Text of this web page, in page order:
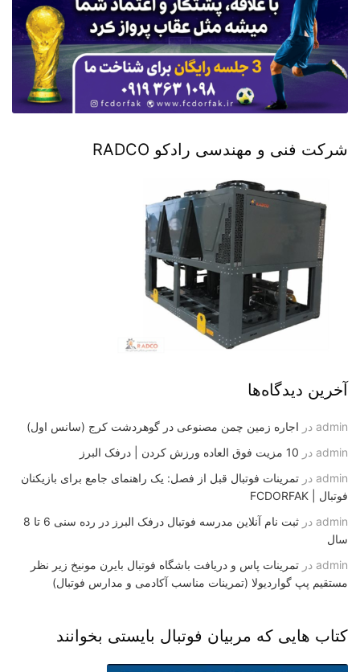
شرکت فنی و مهندسی رادکو RADCO
آخرین دیدگاه‌ها
admin در اجاره زمین چمن مصنوعی در گوهردشت کرج (سانس اول)
admin در 10 مزیت فوق العاده ورزش کردن | درفک البرز
admin در تمرینات فوتبال قبل از فصل: یک راهنمای جامع برای بازیکنان
فوتبال | FCDORFAK
admin در
ثبت نام آنلاین مدرسه فوتبال درفک البرز در رده سنی 6 تا 8
سال
admin در تمرینات پاس و دریافت باشگاه فوتبال بایرن مونیخ زیر نظر
مستقیم پپ گواردیولا (تمرینات مناسب آکادمی و مدارس فوتبال)
کتاب هایی که مربیان فوتبال بایستی بخوانند